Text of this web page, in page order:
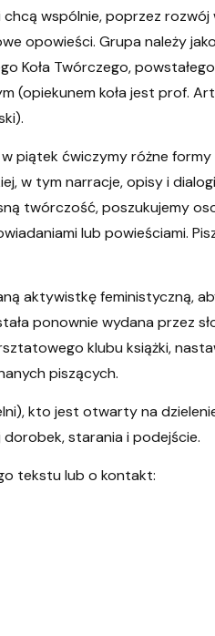
chcą wspólnie, poprzez
opowieści. Grupa należy
Koła Twórczego,
(opiekunem koła jest prof.
piątek ćwiczymy różne formy
w tym narracje, opisy i
twórczość, poszukujemy
lub powieściami.
aktywistkę feministyczną,
ponownie wydana przez
klubu książki,
piszących.
kto jest otwarty na
starania i podejście.
tekstu lub o kontakt: